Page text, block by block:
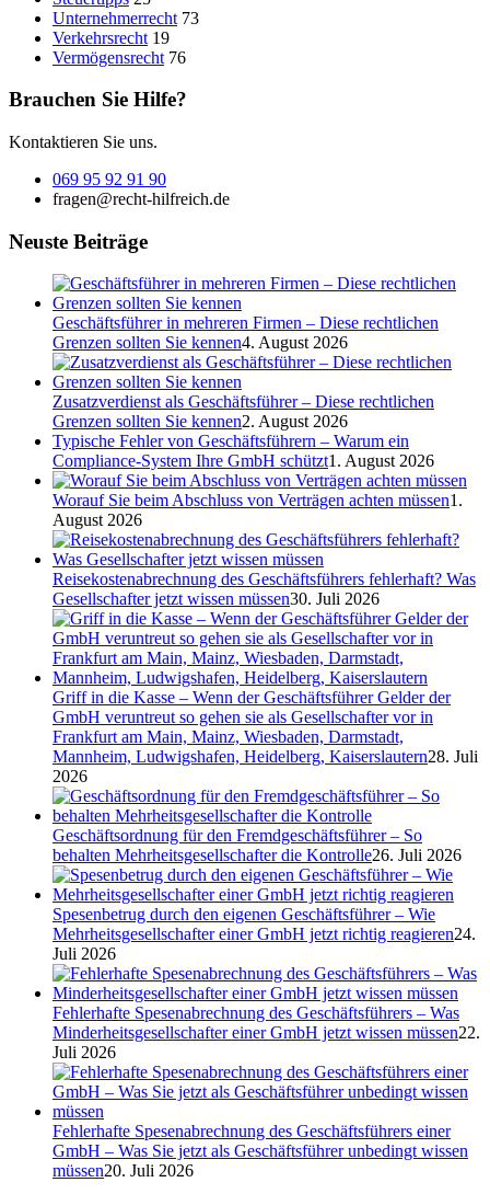
Unternehmerrecht 73
Verkehrsrecht 19
Vermögensrecht 76
Brauchen Sie Hilfe?
Kontaktieren Sie uns.
069 95 92 91 90
fragen@recht-hilfreich.de
Neuste Beiträge
Geschäftsführer in mehreren Firmen – Diese rechtlichen
Grenzen sollten Sie kennen4. August 2026
Zusatzverdienst als Geschäftsführer – Diese rechtlichen
Grenzen sollten Sie kennen2. August 2026
Typische Fehler von Geschäftsführern – Warum ein
Compliance-System Ihre GmbH schützt1. August 2026
Worauf Sie beim Abschluss von Verträgen achten müssen1.
August 2026
Reisekostenabrechnung des Geschäftsführers fehlerhaft? Was
Gesellschafter jetzt wissen müssen30. Juli 2026
Griff in die Kasse – Wenn der Geschäftsführer Gelder der
GmbH veruntreut so gehen sie als Gesellschafter vor in
Frankfurt am Main, Mainz, Wiesbaden, Darmstadt,
Mannheim, Ludwigshafen, Heidelberg, Kaiserslautern28. Juli
2026
Geschäftsordnung für den Fremdgeschäftsführer – So
behalten Mehrheitsgesellschafter die Kontrolle26. Juli 2026
Spesenbetrug durch den eigenen Geschäftsführer – Wie
Mehrheitsgesellschafter einer GmbH jetzt richtig reagieren24.
Juli 2026
Fehlerhafte Spesenabrechnung des Geschäftsführers – Was
Minderheitsgesellschafter einer GmbH jetzt wissen müssen22.
Juli 2026
Fehlerhafte Spesenabrechnung des Geschäftsführers einer
GmbH – Was Sie jetzt als Geschäftsführer unbedingt wissen
müssen20. Juli 2026